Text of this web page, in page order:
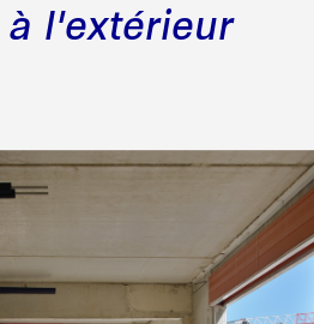
à l'extérieur